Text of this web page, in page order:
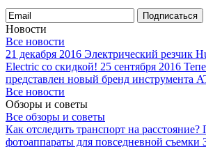
Подписаться
Новости
Все новости
21 декабря 2016 Электрический резчик
Electric со скидкой! 25 сентября 2016
представлен новый бренд инструмента
Все новости
Обзоры и советы
Все обзоры и советы
Как отследить транспорт на расстояние?
фотоаппараты для повседневной съемки